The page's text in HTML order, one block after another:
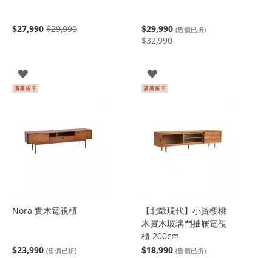
$27,990 $29,990
登
入
$29,990 (售價已折)
$32,990
登
入
Nora 實木電視櫃
$23,990 (售價已折)
【北歐現代】小資櫻桃
木實木玻璃門抽屜電視
櫃 200cm
$18,990 (售價已折)